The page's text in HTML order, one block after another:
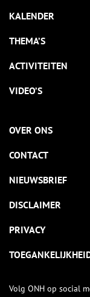
KALENDER
THEMA’S
ACTIVITEITEN
VIDEO’S
OVER ONS
CONTACT
NIEUWSBRIEF
DISCLAIMER
PRIVACY
Volg ONH op social